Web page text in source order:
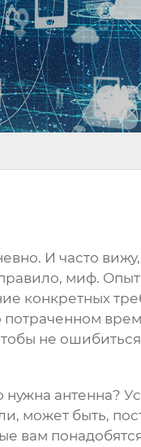
И часто
миф.
конкретных
не
антенна?
может быть,
вам